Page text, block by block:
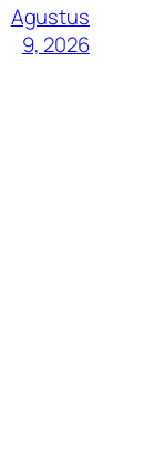
Agustus
9, 2026